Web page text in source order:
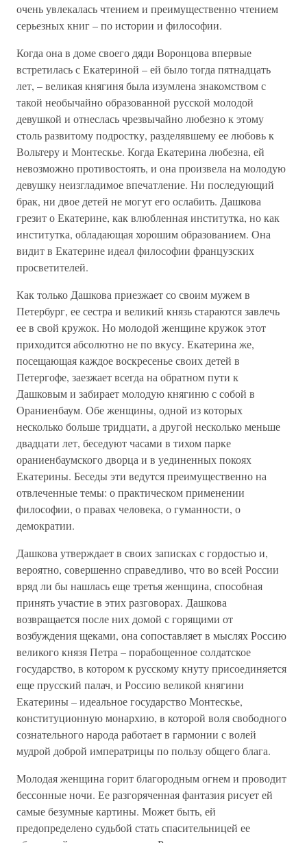
очень увлекалась чтением и преимущественно чтением
серьезных книг – по истории и философии.
Когда она в доме своего дяди Воронцова впервые
встретилась с Екатериной – ей было тогда пятнадцать
лет, – великая княгиня была изумлена знакомством с
такой необычайно образованной русской молодой
девушкой и отнеслась чрезвычайно любезно к этому
столь развитому подростку, разделявшему ее любовь к
Вольтеру и Монтескье. Когда Екатерина любезна, ей
невозможно противостоять, и она произвела на молодую
девушку неизгладимое впечатление. Ни последующий
брак, ни двое детей не могут его ослабить. Дашкова
грезит о Екатерине, как влюбленная институтка, но как
институтка, обладающая хорошим образованием. Она
видит в Екатерине идеал философии французских
просветителей.
Как только Дашкова приезжает со своим мужем в
Петербург, ее сестра и великий князь стараются завлечь
ее в свой кружок. Но молодой женщине кружок этот
приходится абсолютно не по вкусу. Екатерина же,
посещающая каждое воскресенье своих детей в
Петергофе, заезжает всегда на обратном пути к
Дашковым и забирает молодую княгиню с собой в
Ораниенбаум. Обе женщины, одной из которых
несколько больше тридцати, а другой несколько меньше
двадцати лет, беседуют часами в тихом парке
ораниенбаумского дворца и в уединенных покоях
Екатерины. Беседы эти ведутся преимущественно на
отвлеченные темы: о практическом применении
философии, о правах человека, о гуманности, о
демократии.
Дашкова утверждает в своих записках с гордостью и,
вероятно, совершенно справедливо, что во всей России
вряд ли бы нашлась еще третья женщина, способная
принять участие в этих разговорах. Дашкова
возвращается после них домой с горящими от
возбуждения щеками, она сопоставляет в мыслях Россию
великого князя Петра – порабощенное солдатское
государство, в котором к русскому кнуту присоединяется
еще прусский палач, и Россию великой княгини
Екатерины – идеальное государство Монтескье,
конституционную монархию, в которой воля свободного
сознательного народа работает в гармонии с волей
мудрой доброй императрицы по пользу общего блага.
Молодая женщина горит благородным огнем и проводит
бессонные ночи. Ее разгоряченная фантазия рисует ей
самые безумные картины. Может быть, ей
предопределено судьбой стать спасительницей ее